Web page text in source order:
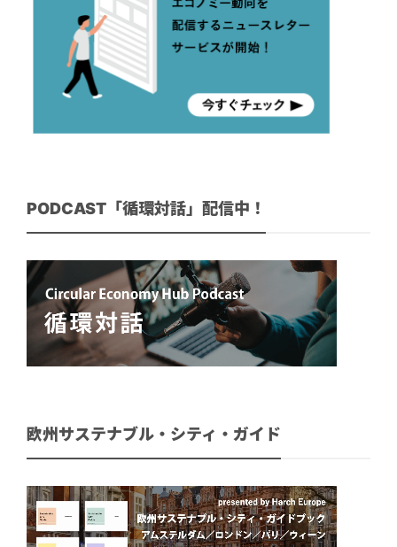
PODCAST「循環対話」配信中！
欧州サステナブル・シティ・ガイド